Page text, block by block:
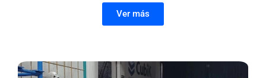
Ver más